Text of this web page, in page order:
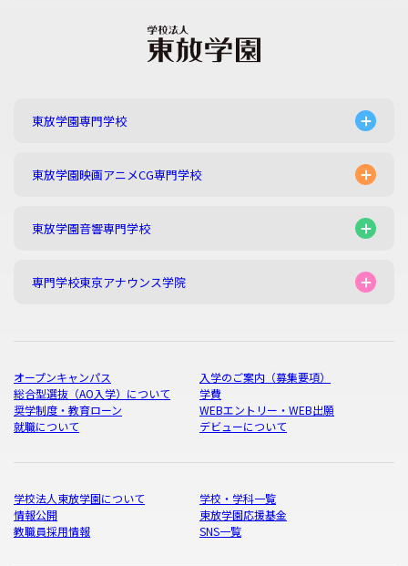
東放学園専門学校
東放学園映画アニメCG専門学校
東放学園音響専門学校
専門学校東京アナウンス学院
オープンキャンパス
入学のご案内（募集要項）
総合型選抜（AO入学）について
学費
奨学制度・教育ローン
WEBエントリー・WEB出願
就職について
デビューについて
学校法人東放学園について
学校・学科一覧
情報公開
東放学園応援基金
教職員採用情報
SNS一覧